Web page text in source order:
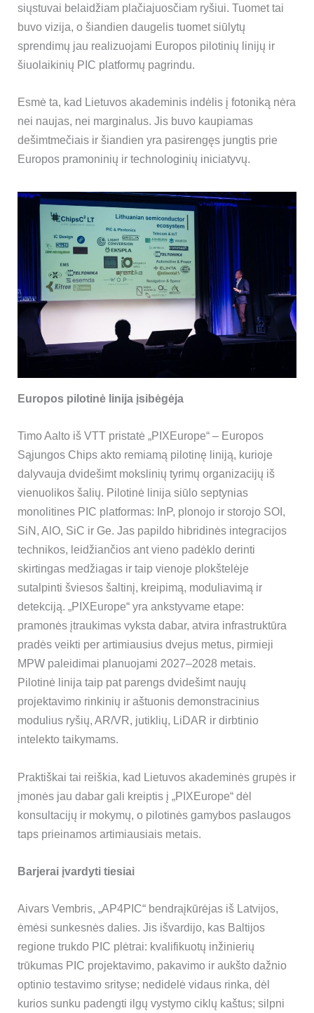
siųstuvai belaidžiam plačiajuosčiam ryšiui. Tuomet tai
buvo vizija, o šiandien daugelis tuomet siūlytų
sprendimų jau realizuojami Europos pilotinių linijų ir
šiuolaikinių PIC platformų pagrindu.
Esmė ta, kad Lietuvos akademinis indėlis į fotoniką nėra
nei naujas, nei marginalus. Jis buvo kaupiamas
dešimtmečiais ir šiandien yra pasirengęs jungtis prie
Europos pramoninių ir technologinių iniciatyvų.
Europos pilotinė linija įsibėgėja
Timo Aalto iš VTT pristatė „PIXEurope“ – Europos
Sąjungos Chips akto remiamą pilotinę liniją, kurioje
dalyvauja dvidešimt mokslinių tyrimų organizacijų iš
vienuolikos šalių. Pilotinė linija siūlo septynias
monolitines PIC platformas: InP, plonojo ir storojo SOI,
SiN, AlO, SiC ir Ge. Jas papildo hibridinės integracijos
technikos, leidžiančios ant vieno padėklo derinti
skirtingas medžiagas ir taip vienoje plokštelėje
sutalpinti šviesos šaltinį, kreipimą, moduliavimą ir
detekciją. „PIXEurope“ yra ankstyvame etape:
pramonės įtraukimas vyksta dabar, atvira infrastruktūra
pradės veikti per artimiausius dvejus metus, pirmieji
MPW paleidimai planuojami 2027–2028 metais.
Pilotinė linija taip pat parengs dvidešimt naujų
projektavimo rinkinių ir aštuonis demonstracinius
modulius ryšių, AR/VR, jutiklių, LiDAR ir dirbtinio
intelekto taikymams.
Praktiškai tai reiškia, kad Lietuvos akademinės grupės ir
įmonės jau dabar gali kreiptis į „PIXEurope“ dėl
konsultacijų ir mokymų, o pilotinės gamybos paslaugos
taps prieinamos artimiausiais metais.
Barjerai įvardyti tiesiai
Aivars Vembris, „AP4PIC“ bendraįkūrėjas iš Latvijos,
ėmėsi sunkesnės dalies. Jis išvardijo, kas Baltijos
regione trukdo PIC plėtrai: kvalifikuotų inžinierių
trūkumas PIC projektavimo, pakavimo ir aukšto dažnio
optinio testavimo srityse; nedidelė vidaus rinka, dėl
kurios sunku padengti ilgų vystymo ciklų kaštus; silpni